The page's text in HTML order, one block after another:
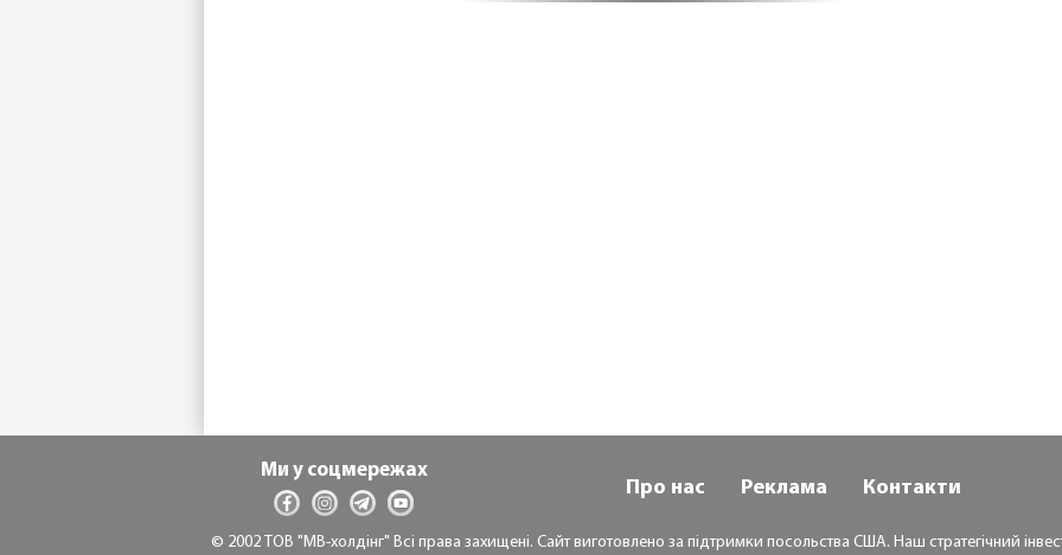
Про нас Реклама Контакти
Ми у соцмережах
© 2002 ТОВ "МВ-холдінг" Всі права захищені. Сайт виготовлено за підтримки посольства США. Наш стратегічний